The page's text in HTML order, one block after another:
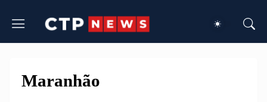
Maranhão